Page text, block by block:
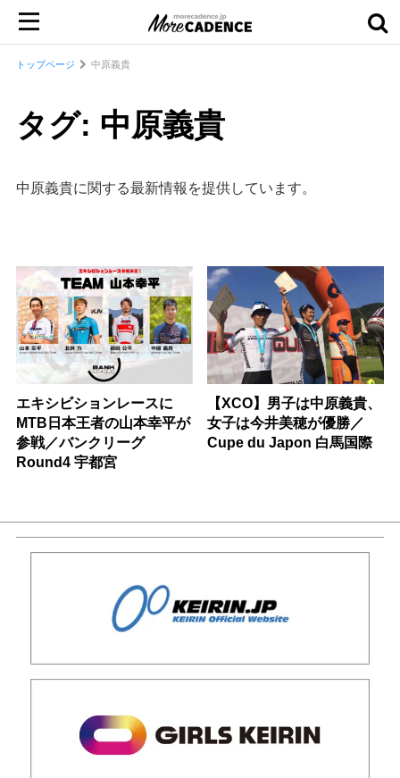
トップページ 中原義貴
タグ: 中原義貴
中原義貴に関する最新情報を提供しています。
エキシビションレースに
MTB日本王者の山本幸平が
参戦／バンクリーグ
Round4 宇都宮
【XCO】男子は中原義貴、
女子は今井美穂が優勝／
Cupe du Japon 白馬国際